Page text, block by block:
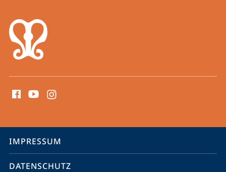
Media
Service-
Navigation
IMPRESSUM
DATENSCHUTZ